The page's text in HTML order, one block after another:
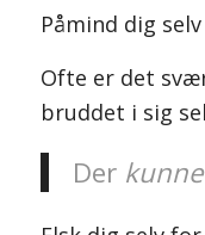
Påmind dig
Ofte er det
bruddet i sig
Der kunne